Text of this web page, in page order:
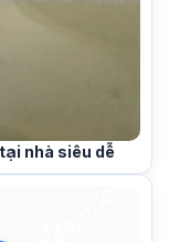
nhà siêu dễ